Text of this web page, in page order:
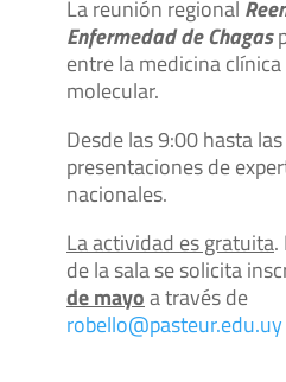
La reunión regional
Enfermedad de Chagas
entre la medicina
molecular.
Desde las 9:00 hasta
presentaciones de
nacionales.
La actividad es gratuita.
de la sala se solicita
de mayoa través de
robello@pasteur.edu.uy